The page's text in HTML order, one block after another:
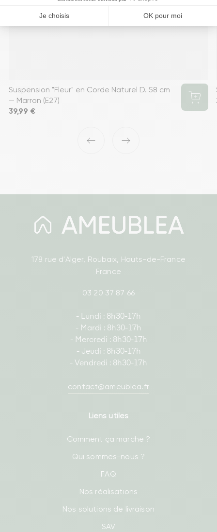
Suspension "Fleur" en Corde Naturel D. 58 cm
— Marron (E27)
Prix
39,99 €
‹ ›
178 rue d'Alger, Roubaix, Hauts-de-France
France
03 20 37 87 66
- Lundi : 8h30-17h
- Mardi : 8h30-17h
- Mercredi : 8h30-17h
- Jeudi : 8h30-17h
- Vendredi : 8h30-17h
contact@ameublea.fr
Liens utiles
Comment ça marche ?
Qui sommes-nous ?
FAQ
Nos réalisations
Nos solutions de livraison
SAV